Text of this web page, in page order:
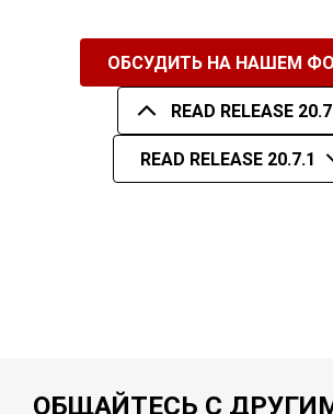
ОБСУДИТЬ НА НАШЕМ
READ RELEASE
READ RELEASE 20.7.1
ОБЩАЙТЕСЬ С